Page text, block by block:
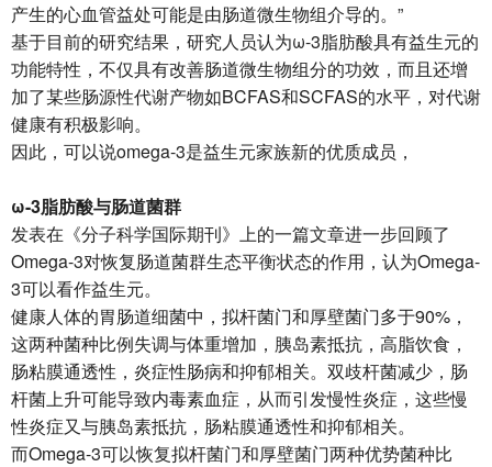
产生的心血管益处可能是由肠道微生物组介导的。”
基于目前的研究结果，研究人员认为ω-3脂肪酸具有益生元的
功能特性，不仅具有改善肠道微生物组分的功效，而且还增
加了某些肠源性代谢产物如BCFAS和SCFAS的水平，对代谢
健康有积极影响。
因此，可以说omega-3是益生元家族新的优质成员，
ω-3脂肪酸与肠道菌群
发表在《分子科学国际期刊》上的一篇文章进一步回顾了
Omega-3对恢复肠道菌群生态平衡状态的作用，认为Omega-
3可以看作益生元。
健康人体的胃肠道细菌中，拟杆菌门和厚壁菌门多于90%，
这两种菌种比例失调与体重增加，胰岛素抵抗，高脂饮食，
肠粘膜通透性，炎症性肠病和抑郁相关。双歧杆菌减少，肠
杆菌上升可能导致内毒素血症，从而引发慢性炎症，这些慢
性炎症又与胰岛素抵抗，肠粘膜通透性和抑郁相关。
而Omega-3可以恢复拟杆菌门和厚壁菌门两种优势菌种比